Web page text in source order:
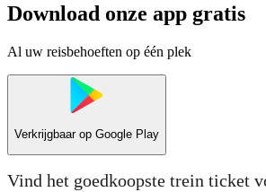
Download onze app gratis
Al uw reisbehoeften op één plek
Verkrijgbaar op Google Play
Vind het goedkoopste trein ticket